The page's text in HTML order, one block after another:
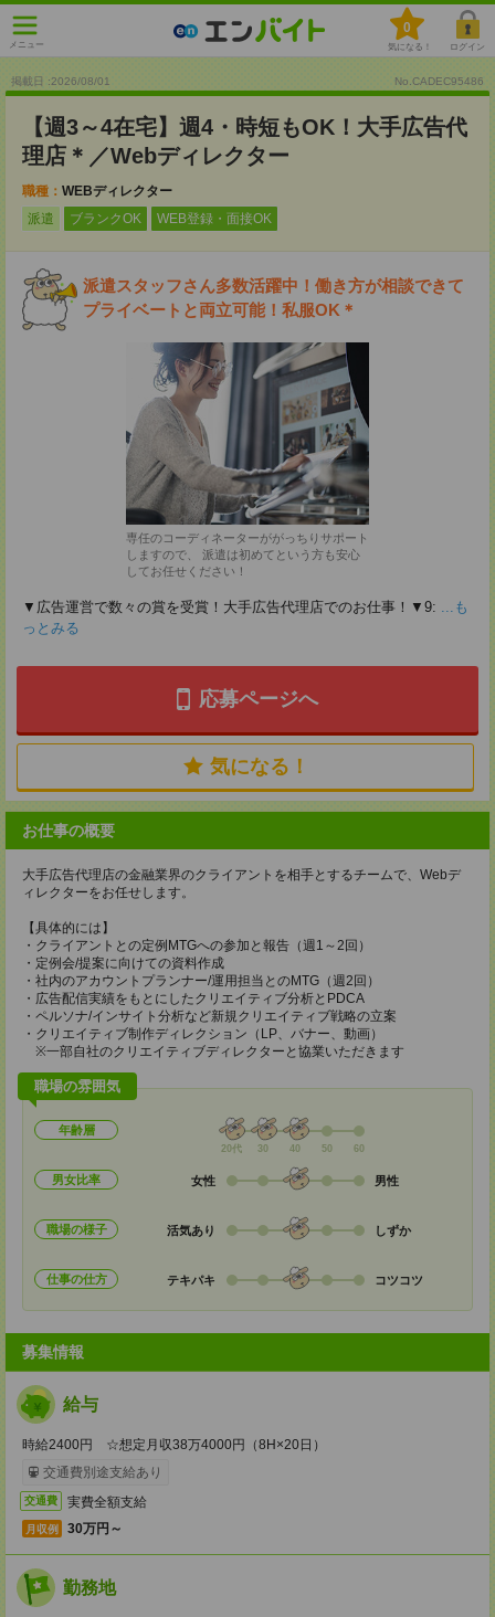
メニュー
0
気になる！ ログイン
掲載日 :2026/08/01 No.CADEC95486
【週3～4在宅】週4・時短もOK！大手広告代
理店＊／Webディレクター
職種： WEBディレクター
派遣
ブランクOK WEB登録・面接OK
派遣スタッフさん多数活躍中！働き方が相談できて
プライベートと両立可能！私服OK＊
専任のコーディネーターががっちりサポート
しますので、 派遣は初めてという方も安心
してお任せください！
▼広告運営で数々の賞を受賞！大手広告代理店でのお仕事！▼9: ...も
っとみる
応募ページへ
気になる！
お仕事の概要
大手広告代理店の金融業界のクライアントを相手とするチームで、Webデ
ィレクターをお任せします。
【具体的には】
・クライアントとの定例MTGへの参加と報告（週1～2回）
・定例会/提案に向けての資料作成
・社内のアカウントプランナー/運用担当とのMTG（週2回）
・広告配信実績をもとにしたクリエイティブ分析とPDCA
・ペルソナ/インサイト分析など新規クリエイティブ戦略の立案
・クリエイティブ制作ディレクション（LP、バナー、動画）
※一部自社のクリエイティブディレクターと協業いただきます
職場の雰囲気
年齢層
20代 30 40 50 60
男女比率 女性 男性
職場の様子 活気あり しずか
仕事の仕方 テキパキ コツコツ
募集情報
給与
時給2400円 ☆想定月収38万4000円（8H×20日）
交通費別途支給あり
交通費 実費全額支給
月収例 30万円～
勤務地